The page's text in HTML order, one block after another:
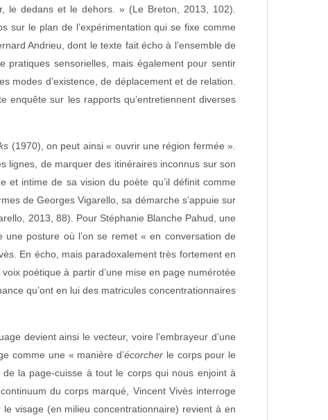
le dedans et le dehors. » (Le Breton, 2013, 102).
sur le plan de l’expérimentation qui se fixe comme
Andrieu, dont le texte fait écho à l’ensemble de
pratiques sensorielles, mais également pour sentir
modes d’existence, de déplacement et de relation.
sur les rapports qu’entretiennent diverses
(1970), on peut ainsi « ouvrir une région fermée ».
lignes, de marquer des itinéraires inconnus sur son
et intime de sa vision du poète qu’il définit comme
de Georges Vigarello, sa démarche s’appuie sur
2013, 88). Pour Stéphanie Blanche Pahud, une
posture où l’on se remet « en conversation de
En écho, mais paradoxalement très fortement en
poétique à partir d’une mise en page numérotée
qu’ont en lui des matricules concentrationnaires
devient ainsi le vecteur, voire l’embrayeur d’une
comme une « manière d’écorcher le corps pour le
la page‑cuisse à tout le corps qui nous enjoint à
du corps marqué, Vincent Vivès interroge
visage (en milieu concentrationnaire) revient à en